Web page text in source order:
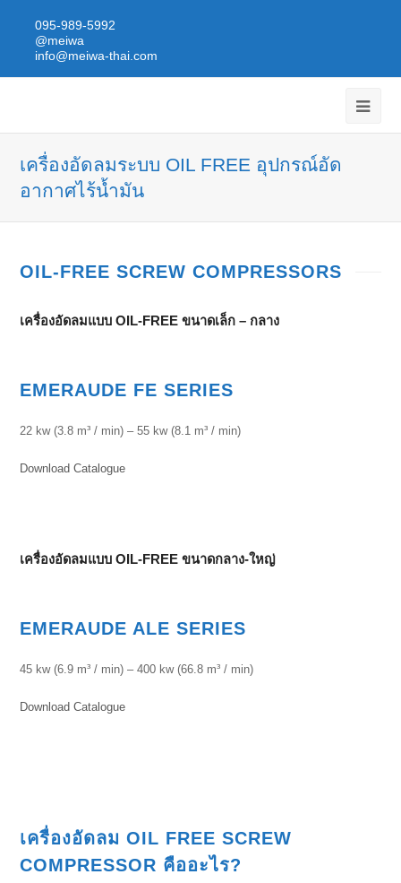
095-989-5992
@meiwa
info@meiwa-thai.com
เครื่องอัดลมระบบ OIL FREE อุปกรณ์อัด
อากาศไร้น้ำมัน
OIL-FREE SCREW COMPRESSORS
เครื่องอัดลมแบบ OIL-FREE ขนาดเล็ก – กลาง
EMERAUDE FE SERIES
22 kw (3.8 m³ / min) – 55 kw (8.1 m³ / min)
Download Catalogue
เครื่องอัดลมแบบ OIL-FREE ขนาดกลาง-ใหญ่
EMERAUDE ALE SERIES
45 kw (6.9 m³ / min) – 400 kw (66.8 m³ / min)
Download Catalogue
เครื่องอัดลม OIL FREE SCREW
COMPRESSOR คืออะไร?